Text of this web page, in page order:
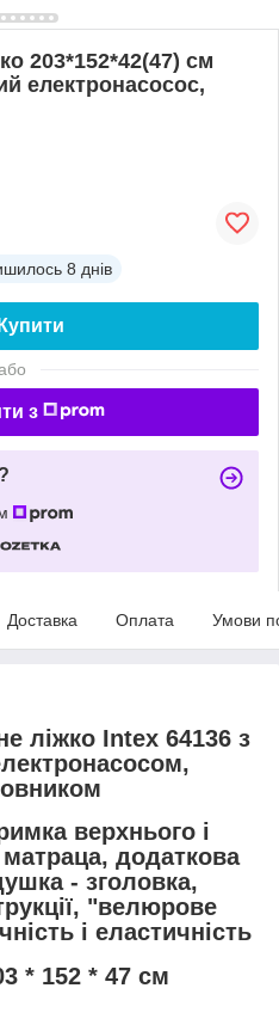
203*152*42(47) см
електронасосос,
8 днів
Купити
з
Доставка Оплата Умови
ліжко Intex 64136 з
верхнього і
додаткова
- зголовка,
"велюрове
і еластичність
* 152 * 47 см